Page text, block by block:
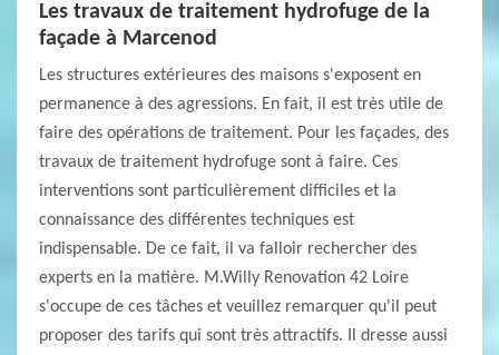
Les travaux de traitement hydrofuge de la
façade à Marcenod
Les structures extérieures des maisons s'exposent en
permanence à des agressions. En fait, il est très utile de
faire des opérations de traitement. Pour les façades, des
travaux de traitement hydrofuge sont à faire. Ces
interventions sont particulièrement difficiles et la
connaissance des différentes techniques est
indispensable. De ce fait, il va falloir rechercher des
experts en la matière. M.Willy Renovation 42 Loire
s'occupe de ces tâches et veuillez remarquer qu'il peut
proposer des tarifs qui sont très attractifs. Il dresse aussi